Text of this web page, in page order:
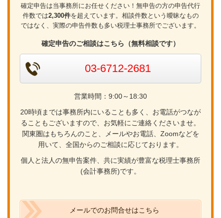
確定申告は当事務所にお任せください！無申告の方の申告代行
件数では2,300件を超えています。相談件数という曖昧なもの
ではなく、実際の申告件数も多い税理士事務所でございます。
確定申告のご相談はこちら（無料相談です）
03-6712-2681
営業時間：9:00～18:30
20時頃までは事務所内にいることも多く、お電話がつなが
ることもございますので、お気軽にご連絡くださいませ。
関東圏はもちろんのこと、メールやお電話、Zoomなどを
用いて、全国からのご相談に応じております。
個人と法人の無申告案件、共に実績が豊富な税理士事務所
(会計事務所)です。
メールでのお問合せはこちら